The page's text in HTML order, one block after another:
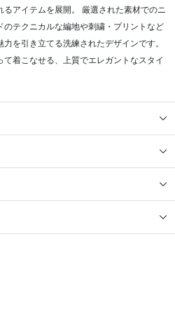
アイテムを展開。 厳選された素材でのニ
のテクニカルな編地や刺繍・プリントなど
を引き立てる洗練されたデザインです。
て着こなせる、上質でエレガントなスタイ